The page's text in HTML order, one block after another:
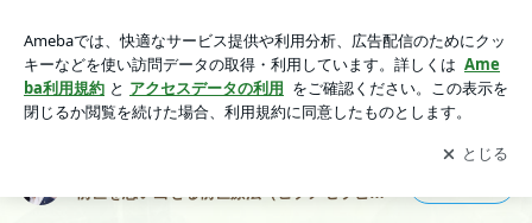
自分の前世を思い出せる前世療法（ヒプノセラピー）！ 前
世療法の専門家！
アプリをダウンロードして ブログの更新通知
を受け取りまし
ょう。
開く
前世を思い出せる前世療法（ヒプノセラピ